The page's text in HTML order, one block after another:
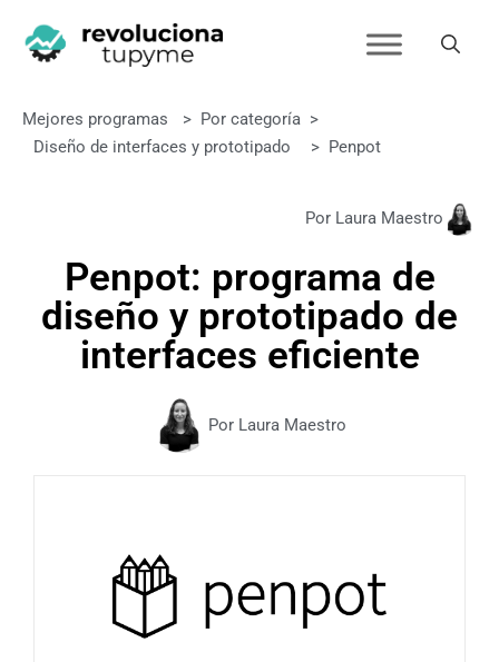
Mejores programas > Por categoría >
Diseño de interfaces y prototipado
> Penpot
Por Laura Maestro
Penpot: programa de
diseño y prototipado de
interfaces eficiente
Por Laura Maestro